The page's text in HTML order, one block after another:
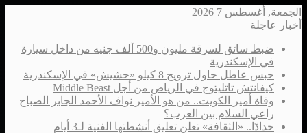
الجمعة, أغسطس 7 2026
أخبار عاجلة
ضبط سائق لسرقة مليون و500 ألف جنيه من داخل سيارة
في الإسكندرية
حبس عاطل حاول ترويج 8 كيلو «حشيش» في الإسكندرية
كيفانتش تاتليتوج في الرياض من أجل Middle Beast
وفاة أمير الكويت.. من هو الأمير نواف الأحمد الجابر الصباح
راعي السلام بين العرب؟
حدادًا.. «الثقافة» تعلن تعليق أنشطتها الفنية لـ3 أيام